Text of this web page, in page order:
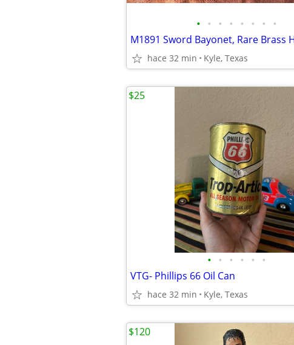
• • • • • • • •
hace 32 min Kyle, Texas
• • • • • •
VTG- Phillips 66 Oil Can
hace 32 min Kyle, Texas
$25
$120